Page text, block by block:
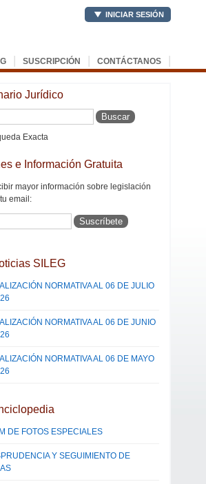
| SUSCRIPCIÓN | CONTÁCTANOS |
INICIAR SESIÓN
Jurídico
Exacta
e Información Gratuita
mayor información sobre legislación
email:
SILEG
NORMATIVA AL 06 DE JULIO
NORMATIVA AL 06 DE JUNIO
NORMATIVA AL 06 DE MAYO
DE FOTOS ESPECIALES
Y SEGUIMIENTO DE